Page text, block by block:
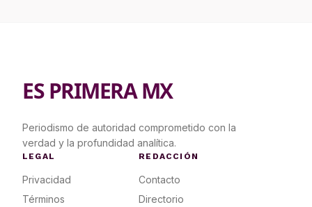
ES PRIMERA MX
Periodismo de autoridad comprometido con la
verdad y la profundidad analítica.
LEGAL
Privacidad
Términos
REDACCIÓN
Contacto
Directorio